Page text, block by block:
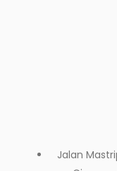
Jalan